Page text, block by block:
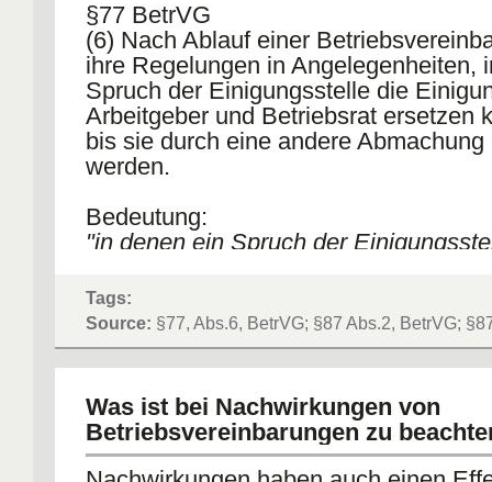
§77 BetrVG
(6) Nach Ablauf einer
ihre Regelungen in Angelegenheiten,
Spruch der Einigungsstelle die
Arbeitgeber und Betriebsrat ersetzen
bis sie durch eine andere Abmachung
werden.
Bedeutung:
"in denen ein Spruch der
ersetzen kann"
=> Die Regelung muss unter den §87
fallen. Das gilt nur für Angeleheiten
Abs.1.
Man kann den Satz auch durch
ersetzen:
"die unter §87 Abs.1 fallen"
Tags:
Source: §77, Abs.6, BetrVG; §87 Abs.2, BetrVG;
Was ist bei Nachwirkungen von
Betriebsvereinbarungen zu